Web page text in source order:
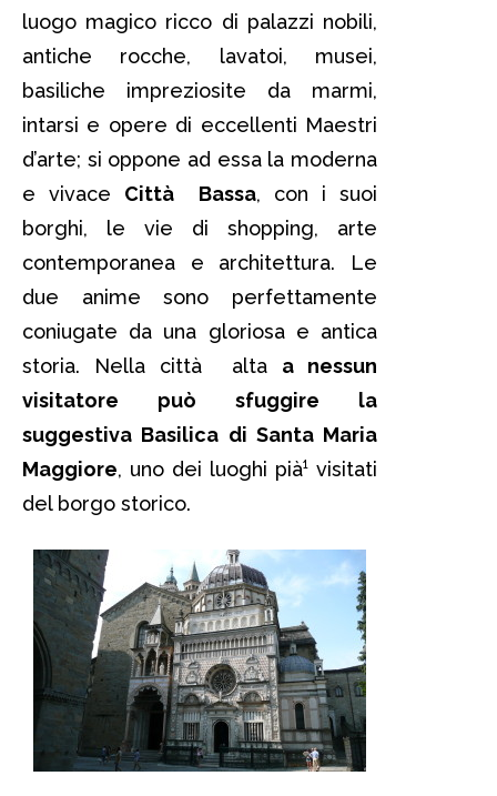
luogo magico ricco di palazzi nobili,
antiche rocche, lavatoi, musei,
basiliche impreziosite da marmi,
intarsi e opere di eccellenti Maestri
d’arte; si oppone ad essa la moderna
e vivace Città Bassa, con i suoi
borghi, le vie di shopping, arte
contemporanea e architettura. Le
due anime sono perfettamente
coniugate da una gloriosa e antica
storia. Nella città alta a nessun
visitatore può sfuggire la
suggestiva Basilica di Santa Maria
Maggiore, uno dei luoghi pià¹ visitati
del borgo storico.